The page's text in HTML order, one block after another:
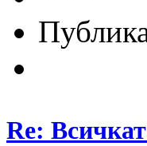
Re: